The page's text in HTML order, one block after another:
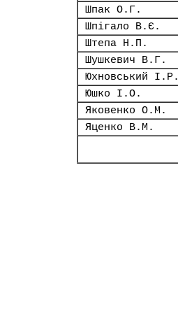
Шпак О.Г.
Шпігало В.Є.
Штепа Н.П.
Шушкевич В.Г.
Юхновський І.Р.
Юшко І.О.
Яковенко О.М.
Яценко В.М.